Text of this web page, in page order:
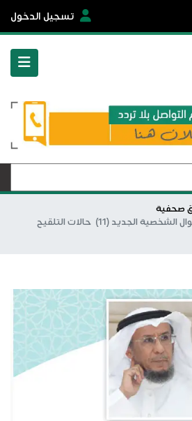
تسجيل الدخول
صحفية
تأملات في قانون الأحوال الشخصية الجديد (11) حالات التلقيح